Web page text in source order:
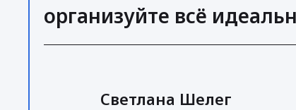
организуйте всё
Светлана Шелег